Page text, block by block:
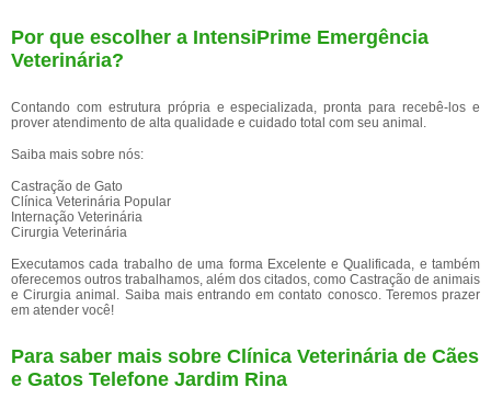
Por que escolher a IntensiPrime Emergência
Veterinária?
Contando com estrutura própria e especializada, pronta para recebê-los e
prover atendimento de alta qualidade e cuidado total com seu animal.
Saiba mais sobre nós:
Castração de Gato
Clínica Veterinária Popular
Internação Veterinária
Cirurgia Veterinária
Executamos cada trabalho de uma forma Excelente e Qualificada, e também
oferecemos outros trabalhamos, além dos citados, como Castração de animais
e Cirurgia animal. Saiba mais entrando em contato conosco. Teremos prazer
em atender você!
Para saber mais sobre Clínica Veterinária de Cães
e Gatos Telefone Jardim Rina